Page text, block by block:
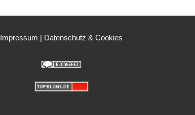
Impressum | Datenschutz & Cookies